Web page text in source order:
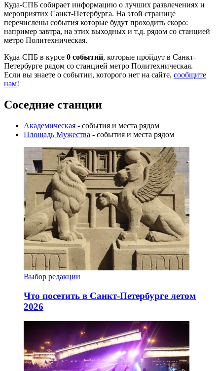
Куда-СПБ собирает информацию о лучших развлечениях и
мероприятих Санкт-Петербурга. На этой странице
перечислены события которые будут проходить скоро:
например завтра, на этих выходных и т.д. рядом со станцией
метро Политехническая.
Куда-СПБ в курсе 0 событий, которые пройдут в Санкт-
Петербурге рядом со станцией метро Политехническая.
Если вы знаете о событии, которого нет на сайте, сообщите
нам!
Соседние станции
Академическая - события и места рядом
Площадь Мужества - события и места рядом
Выбор редакции
Что посетить в Санкт-Петербурге летом
2026